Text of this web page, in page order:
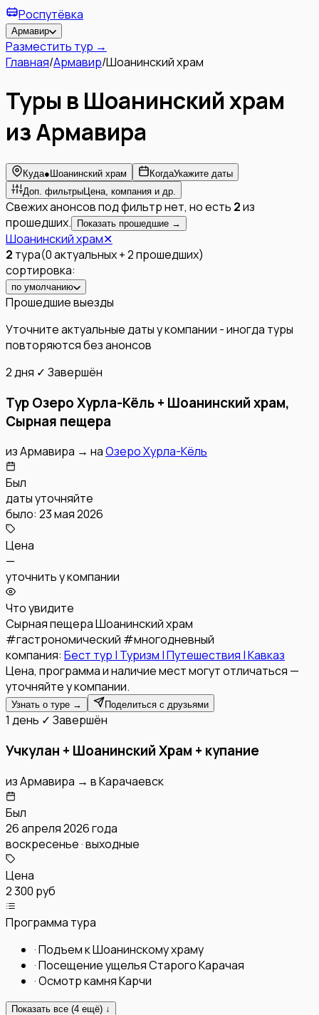
Роспутёвка
Армавир
Разместить тур →
Главная/Армавир/Шоанинский храм
Туры в Шоанинский храм
из Армавира
Куда● Шоанинский храм КогдаУкажите даты
Доп. фильтры Цена, компания и др.
Свежих анонсов под фильтр нет, но есть 2из
прошедших.
Показать прошедшие →
Шоанинский храм✕
2 тура(0актуальных+2прошедших)
сортировка:
по умолчанию
Прошедшие выезды
Уточните актуальные даты у компании - иногда туры
повторяются без анонсов
2 дня ✓ Завершён
Тур Озеро Хурла-Кёль + Шоанинский храм,
Сырная пещера
изАрмавира → наОзеро Хурла-Кёль
Был
даты уточняйте
было: 23 мая 2026
Цена
—
уточнить у компании
Что увидите
Сырная пещераШоанинский храм
#гастрономический #многодневный
компания: Бест тур | Туризм | Путешествия | Кавказ
Цена, программа и наличие мест могут отличаться —
уточняйте у компании.
Узнать о туре → Поделиться с друзьями
1 день ✓ Завершён
Учкулан + Шоанинский Храм + купание
изАрмавира → вКарачаевск
Был
26 апреля 2026 года
воскресенье · выходные
Цена
2 300 руб
Программа тура
·Подъем к Шоанинскому храму
·Посещение ущелья Старого Карачая
·Осмотр камня Карчи
Показать все (4 ещё) ↓